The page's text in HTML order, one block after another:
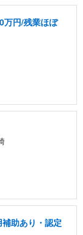
万円/残業ほぼ
助あり・認定